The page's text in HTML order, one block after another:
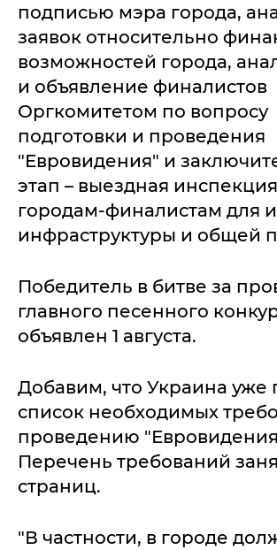
подписью мэра города,
заявок относительно
возможностей города,
и объявление финалистов
Оргкомитетом по вопросу
подготовки и проведения
"Евровидения" и
этап – выездная
городам-финалистам для
инфраструктуры и общей
Победитель в битве за
главного песенного
объявлен 1 августа.
Добавим, что Украина уже
список необходимых
проведению "Евровидения
Перечень требований
страниц.
"В частности, в городе